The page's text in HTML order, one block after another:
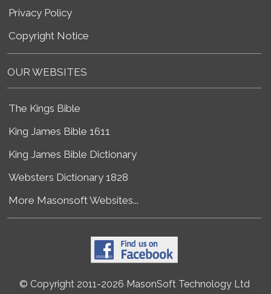
Privacy Policy
Copyright Notice
OUR WEBSITES
The Kings Bible
King James Bible 1611
King James Bible Dictionary
Websters Dictionary 1828
More Masonsoft Websites...
© Copyright 2011-2026 MasonSoft Technology Ltd